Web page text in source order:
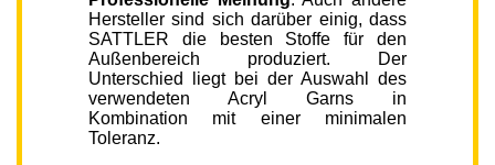
Hersteller sind sich darüber einig, dass
SATTLER die besten Stoffe für den
Außenbereich produziert. Der
Unterschied liegt bei der Auswahl des
verwendeten Acryl Garns in
Kombination mit einer minimalen
Toleranz.